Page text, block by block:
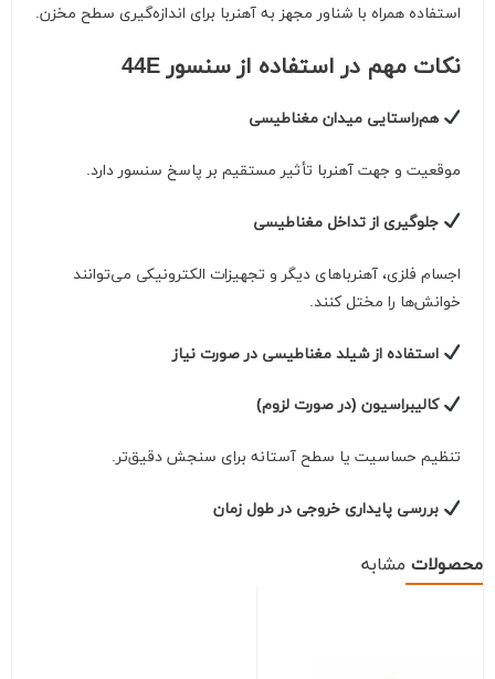
استفاده همراه با شناور مجهز به آهنربا برای اندازه‌گیری سطح مخزن.
نکات مهم در استفاده از سنسور 44E
هم‌راستایی میدان مغناطیسی
موقعیت و جهت آهنربا تأثیر مستقیم بر پاسخ سنسور دارد.
جلوگیری از تداخل مغناطیسی
اجسام فلزی، آهنرباهای دیگر و تجهیزات الکترونیکی می‌توانند
خوانش‌ها را مختل کنند.
استفاده از شیلد مغناطیسی در صورت نیاز
کالیبراسیون (در صورت لزوم)
تنظیم حساسیت یا سطح آستانه برای سنجش دقیق‌تر.
بررسی پایداری خروجی در طول زمان
محصولات مشابه